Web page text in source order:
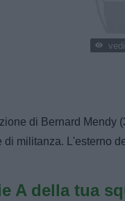
di Bernard Mendy
militanza. L'esterno
A della tua